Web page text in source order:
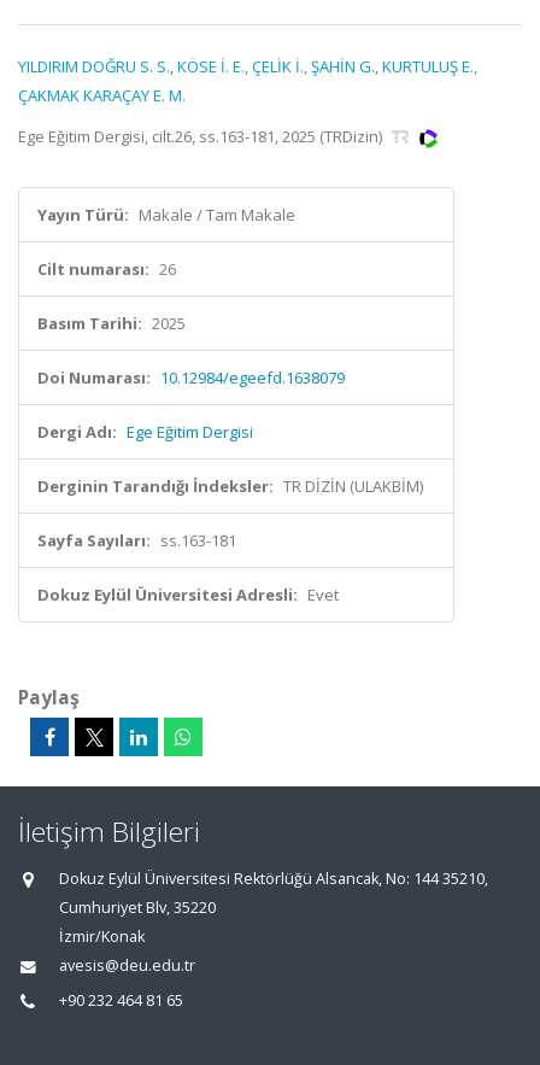
YILDIRIM DOĞRU S. S.,KÖSE İ. E.,ÇELİK İ.,ŞAHİN G.,KURTULUŞ E.,
ÇAKMAK KARAÇAY E. M.
Ege Eğitim Dergisi, cilt.26, ss.163-181, 2025 (TRDizin)
Yayın Türü: Makale / Tam Makale
Cilt numarası: 26
Basım Tarihi: 2025
Doi Numarası: 10.12984/egeefd.1638079
Dergi Adı: Ege Eğitim Dergisi
Derginin Tarandığı İndeksler: TR DİZİN (ULAKBİM)
Sayfa Sayıları: ss.163-181
Dokuz Eylül Üniversitesi Adresli: Evet
Paylaş
İletişim Bilgileri
Dokuz Eylül Üniversitesi Rektörlüğü Alsancak, No: 144 35210,
Cumhuriyet Blv, 35220
İzmir/Konak
avesis@deu.edu.tr
+90 232 464 81 65